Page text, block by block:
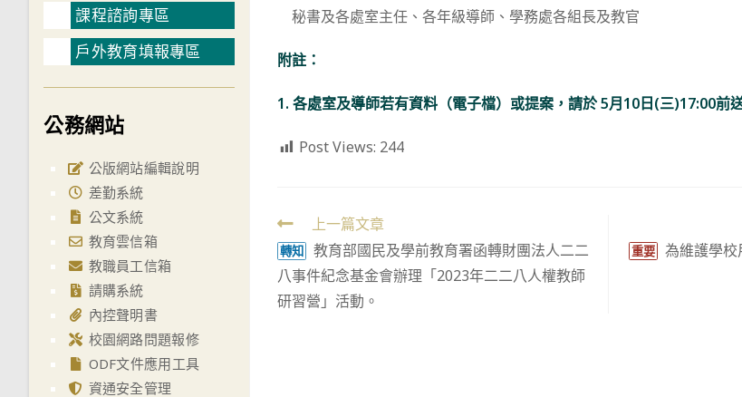
秘書及各處室主任、各年級導師、學務處各組長及教官
附註：
1. 各處室及導師若有資料（電子檔）或提案，請於 5月10日(三)17:00前
Post Views: 244
Read
more
articles
上一篇文章
轉知
教育部國民及學前教育署函轉財團法人二二
八事件紀念基金會辦理「2023年二二八人權教師
研習營」活動。
重要
為維護學
課程諮詢專區
戶外教育填報專區
公務網站
公版網站編輯說明
差勤系統
公文系統
教育雲信箱
教職員工信箱
請購系統
內控聲明書
校園網路問題報修
ODF文件應用工具
資通安全管理